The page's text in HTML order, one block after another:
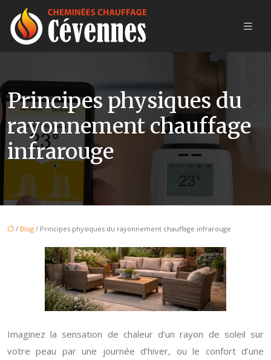
Principes physiques du
rayonnement chauffage
infrarouge
/ Blog / Principes physiques du rayonnement chauffage infrarouge
Imaginez la sensation de chaleur d’un rayon de soleil sur
votre peau par une journée d’hiver, ou le confort d’une